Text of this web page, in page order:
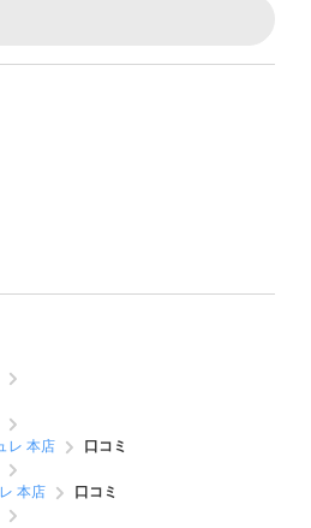
レ 本店
口コミ
本店
口コミ